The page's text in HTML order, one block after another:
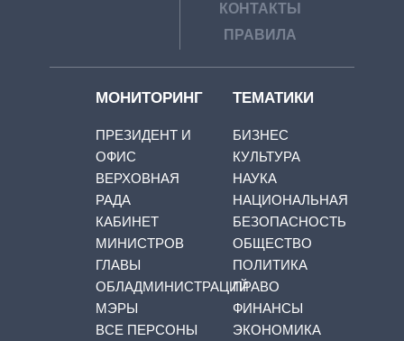
КОНТАКТЫ
ПРАВИЛА
МОНИТОРИНГ
ПРЕЗИДЕНТ И
ОФИС
ВЕРХОВНАЯ
РАДА
КАБИНЕТ
МИНИСТРОВ
ГЛАВЫ
ОБЛАДМИНИСТРАЦИЙ
МЭРЫ
ВСЕ ПЕРСОНЫ
ТЕМАТИКИ
БИЗНЕС
КУЛЬТУРА
НАУКА
НАЦИОНАЛЬНАЯ
БЕЗОПАСНОСТЬ
ОБЩЕСТВО
ПОЛИТИКА
ПРАВО
ФИНАНСЫ
ЭКОНОМИКА